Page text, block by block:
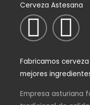
Cerveza Astesana
I
n
s
F
a
c
Fabricamos
mejores
Empresa asturiana